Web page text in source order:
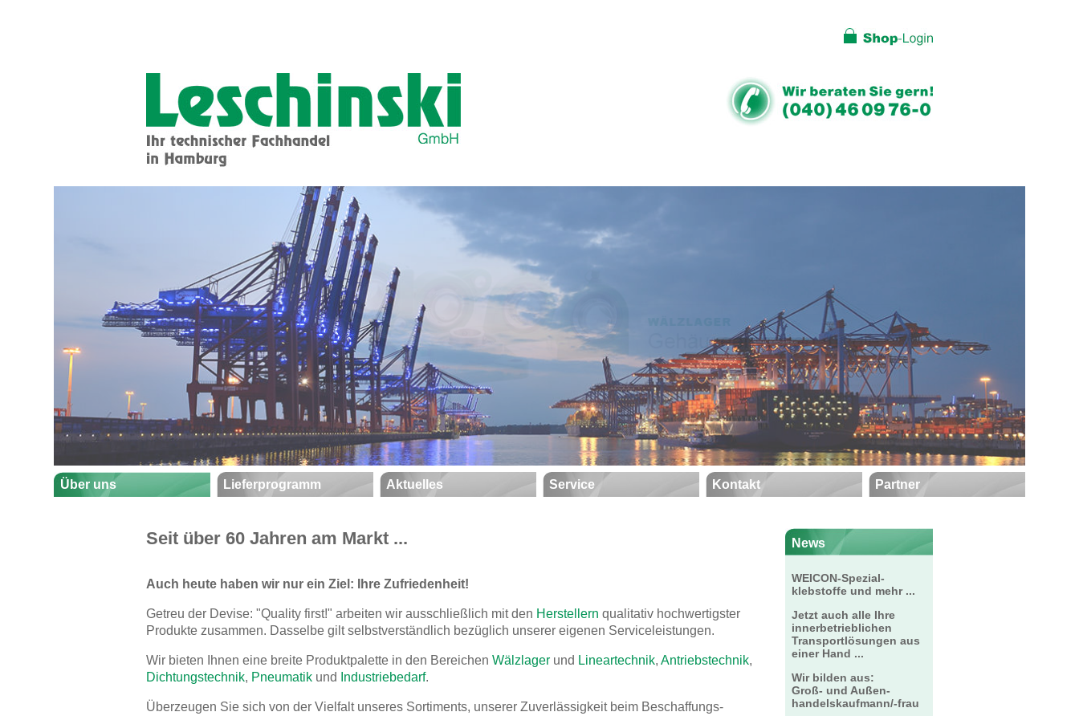
Über uns Lieferprogramm Aktuelles Service Kontakt Partner
News
WEICON-Spezial-
klebstoffe und mehr ...
Jetzt auch alle Ihre
innerbetrieblichen
Transportlösungen aus
einer Hand ...
Wir bilden aus:
Groß- und Außen-
handelskaufmann/-frau
Seit über 60 Jahren am Markt ...
Auch heute haben wir nur ein Ziel: Ihre Zufriedenheit!
Getreu der Devise: "Quality first!" arbeiten wir ausschließlich mit den Herstellern qualitativ hochwertigster
Produkte zusammen. Dasselbe gilt selbstverständlich bezüglich unserer eigenen Serviceleistungen.
Wir bieten Ihnen eine breite Produktpalette in den Bereichen Wälzlager und Lineartechnik, Antriebstechnik,
Dichtungstechnik, Pneumatik und Industriebedarf.
Überzeugen Sie sich von der Vielfalt unseres Sortiments, unserer Zuverlässigkeit beim Beschaffungs-